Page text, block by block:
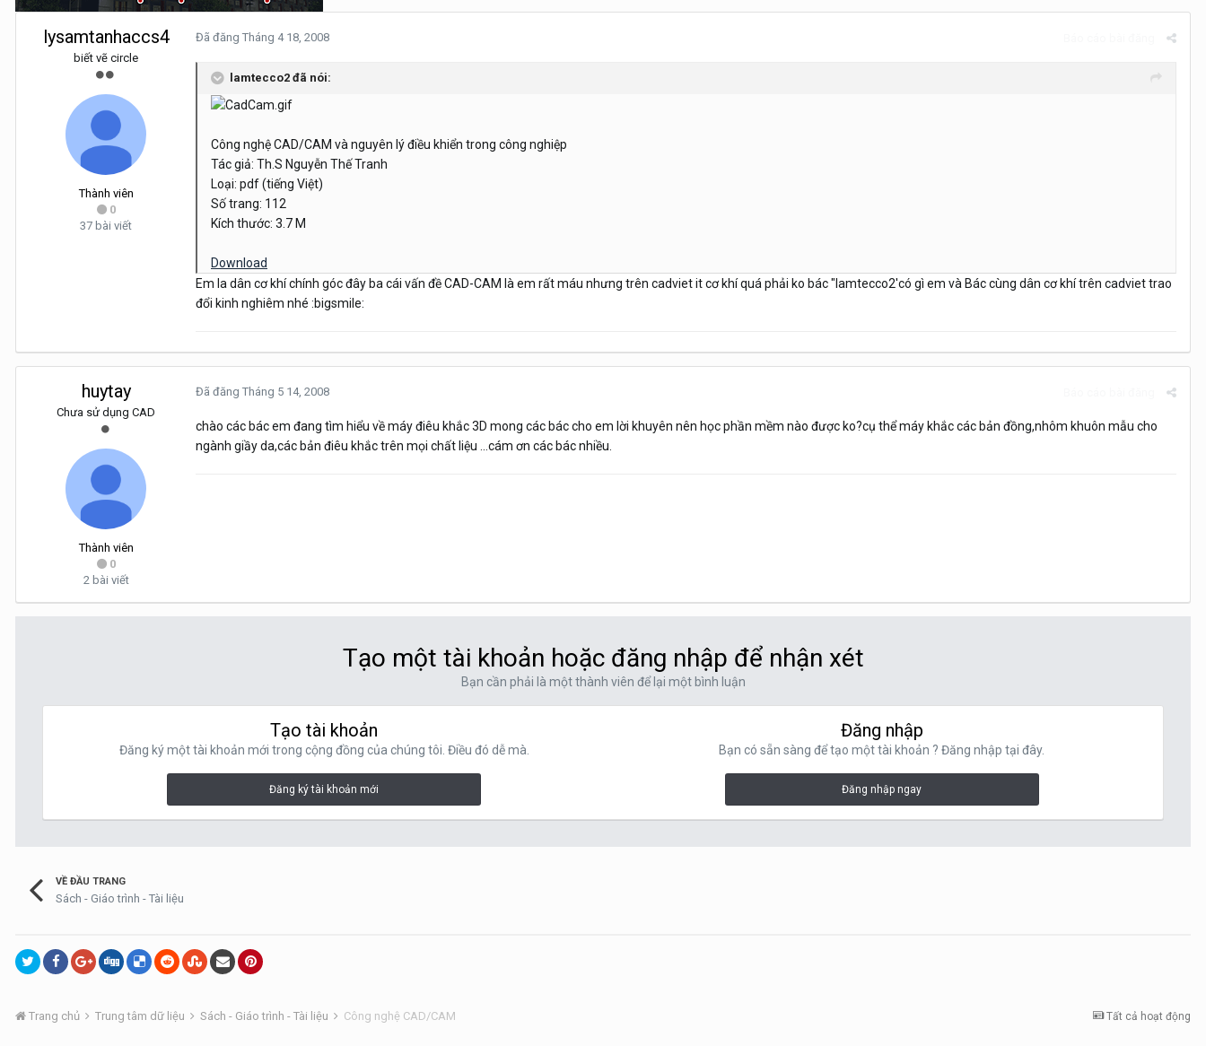
lysamtanhaccs4
biết vẽ circle
Thành viên
0
37 bài viết
Đã đăng Tháng 4 18, 2008
lamtecco2 đã nói:
Công nghệ CAD/CAM và nguyên lý điều khiển trong công nghiệp
Tác giả: Th.S Nguyễn Thế Tranh
Loại: pdf (tiếng Việt)
Số trang: 112
Kích thước: 3.7 M
Download
Em la dân cơ khí chính góc đây ba cái vấn đề CAD-CAM là em rất máu nhưng trên cadviet it cơ khí quá phải ko bác "lamtecco2'có gì em và Bác cùng dân cơ khí trên cadviet trao
đổi kinh nghiêm nhé :bigsmile:
huytay
Chưa sử dụng CAD
Thành viên
0
2 bài viết
Đã đăng Tháng 5 14, 2008
chào các bác em đang tìm hiểu về máy điêu khắc 3D mong các bác cho em lời khuyên nên học phần mềm nào được ko?cụ thể máy khắc các bản đồng,nhôm khuôn mẫu cho
ngành giầy da,các bản điêu khắc trên mọi chất liệu ...cám ơn các bác nhiều.
Tạo một tài khoản hoặc đăng nhập để nhận xét
Bạn cần phải là một thành viên để lại một bình luận
Tạo tài khoản
Đăng ký một tài khoản mới trong cộng đồng của chúng tôi. Điều đó dễ mà.
Đăng ký tài khoản mới
Đăng nhập
Bạn có sẵn sàng để tạo một tài khoản ? Đăng nhập tại đây.
Đăng nhập ngay
VỀ ĐẦU TRANG
Sách - Giáo trình - Tài liệu
Tất cả hoạt động
Trang chủ Trung tâm dữ liệu Sách - Giáo trình - Tài liệu Công nghệ CAD/CAM